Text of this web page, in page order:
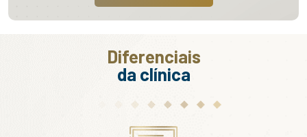
Diferenciais
da clínica